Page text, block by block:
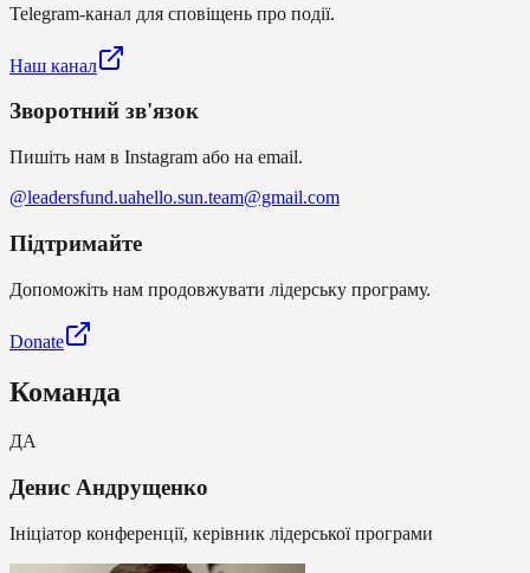
Telegram-канал для сповіщень про події.
Наш канал
Зворотний зв'язок
Пишіть нам в Instagram або на email.
@leadersfund.uahello.sun.team@gmail.com
Підтримайте
Допоможіть нам продовжувати лідерську програму.
Donate
Команда
ДА
Денис Андрущенко
Ініціатор конференції, керівник лідерської програми